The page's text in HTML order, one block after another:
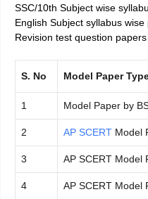
SSC/10th Subject wise
English Subject syllabus
Revision test question
S. No Model Paper
1 Model Paper by
2 AP SCERT Model
3 AP SCERT Model
4 AP SCERT Model